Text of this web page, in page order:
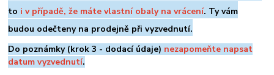
to i v případě, že máte vlastní obaly na vrácení. Ty vám
budou odečteny na prodejně při vyzvednutí.
Do poznámky (krok 3 - dodací údaje) nezapomeňte napsat
datum vyzvednutí.